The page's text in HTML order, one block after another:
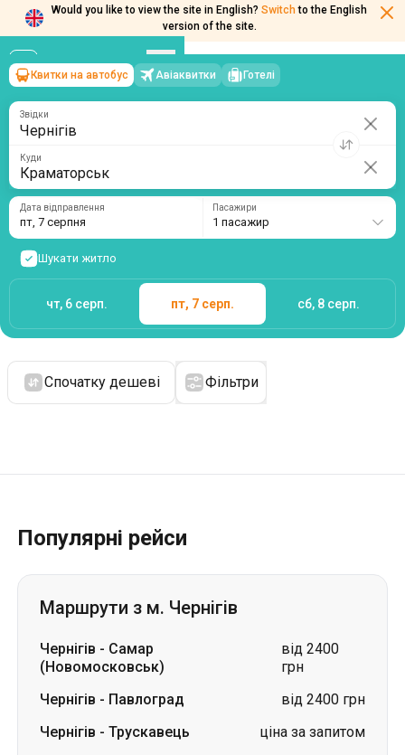
Would you like to view the site in English? Switch to the English
version of the site.
Чернігів→Краматорськ
пт, 7 серпня/1 пасажир
Квитки на автобус Авіаквитки Готелі
Звідки
Куди
Дата відправлення
пт, 7 серпня
Пасажири
1 пасажир
Шукати житло
чт, 6 серп. пт, 7 серп. сб, 8 серп.
Спочатку дешеві Фільтри
Популярні рейси
Маршрути з м. Чернігів
Чернігів - Самар
(Новомосковськ)
від 2400
грн
Чернігів - Павлоград
від 2400 грн
Чернігів - Трускавець
ціна за запитом